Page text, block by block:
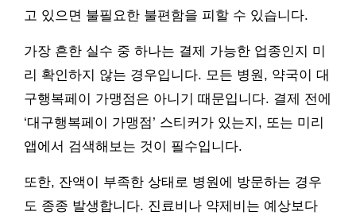
고 있으면 불필요한 불편함을 피할 수 있습니다.
가장 흔한 실수 중 하나는 결제 가능한 업종인지 미
리 확인하지 않는 경우입니다. 모든 병원, 약국이 대
구행복페이 가맹점은 아니기 때문입니다. 결제 전에
‘대구행복페이 가맹점’ 스티커가 있는지, 또는 미리
앱에서 검색해보는 것이 필수입니다.
또한, 잔액이 부족한 상태로 병원에 방문하는 경우
도 종종 발생합니다. 진료비나 약제비는 예상보다